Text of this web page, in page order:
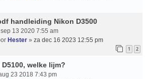
handleiding Nikon D3500
13 2020 7:55 am
Hester » za dec 16 2023 12:55 pm
1 2
welke lijm?
23 2018 7:43 pm